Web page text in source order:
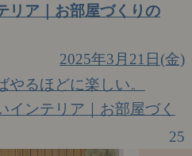
リア｜お部屋づくりの
2025年3月21日(金)
るほどに楽しい。
インテリア｜お部屋づく
25